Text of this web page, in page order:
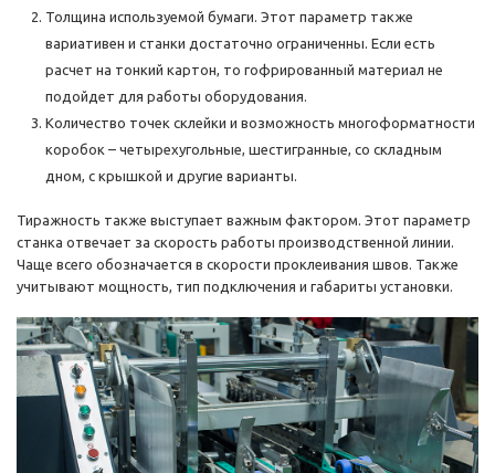
Толщина используемой бумаги. Этот параметр также
вариативен и станки достаточно ограниченны. Если есть
расчет на тонкий картон, то гофрированный материал не
подойдет для работы оборудования.
Количество точек склейки и возможность многоформатности
коробок – четырехугольные, шестигранные, со складным
дном, с крышкой и другие варианты.
Тиражность также выступает важным фактором. Этот параметр
станка отвечает за скорость работы производственной линии.
Чаще всего обозначается в скорости проклеивания швов. Также
учитывают мощность, тип подключения и габариты установки.